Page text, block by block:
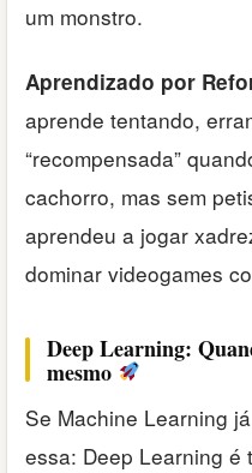
um monstro.
Aprendizado por
aprende tentando,
“recompensada”
cachorro, mas sem
aprendeu a jogar
dominar videogames
Deep Learning:
mesmo
Se Machine Learning
essa: Deep Learning é